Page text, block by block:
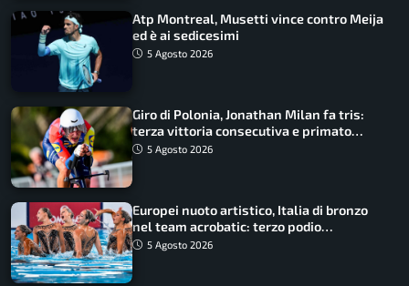
Atp Montreal, Musetti vince contro Meija
ed è ai sedicesimi
5 Agosto 2026
Giro di Polonia, Jonathan Milan fa tris:
terza vittoria consecutiva e primato
rafforzato
5 Agosto 2026
Europei nuoto artistico, Italia di bronzo
nel team acrobatic: terzo podio
consecutivo
5 Agosto 2026